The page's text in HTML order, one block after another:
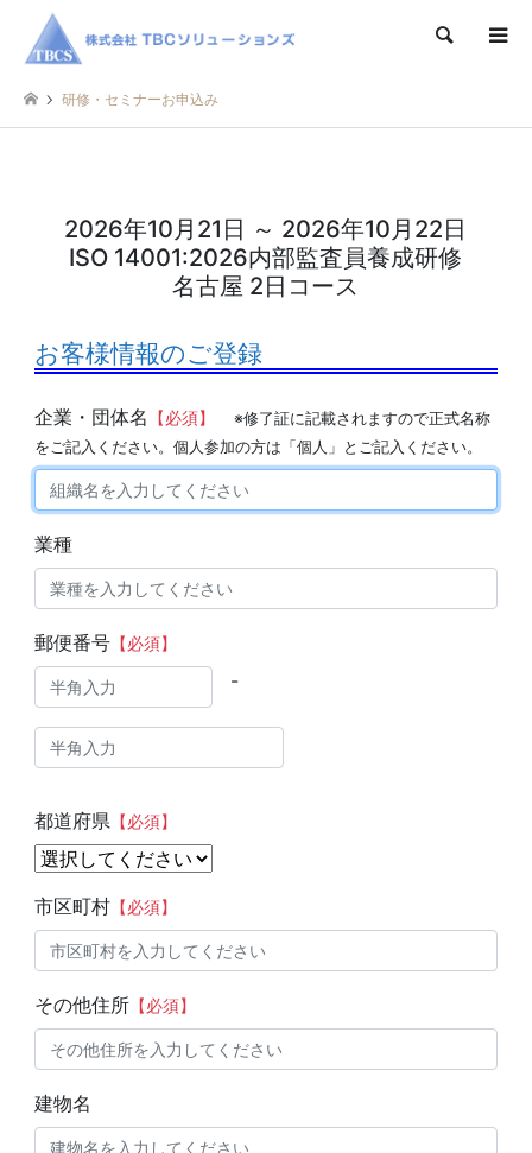
検索
研修・セミナーお申込み
2026年10月21日 ～ 2026年10月22日
ISO 14001:2026内部監査員養成研修
名古屋 2日コース
お客様情報のご登録
企業・団体名 【必須】
※修了証に記載されますので正式名称
をご記入ください。個人参加の方は「個人」とご記入ください。
業種
郵便番号【必須】
-
都道府県 【必須】
市区町村【必須】
その他住所【必須】
建物名